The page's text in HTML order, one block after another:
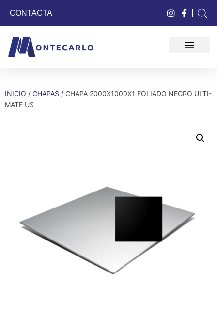
CONTACTA
INICIO / CHAPAS / CHAPA 2000X1000X1 FOLIADO NEGRO ULTI-
MATE US